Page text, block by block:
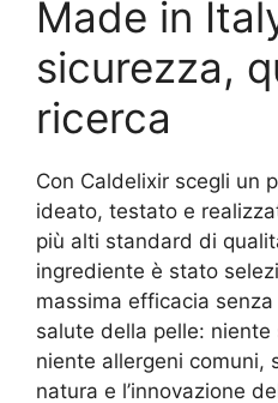
Made in
sicurezza,
ricerca
Con Caldelixir scegli un
ideato, testato e
più alti standard di
ingrediente è stato
massima efficacia
salute della pelle:
niente allergeni comuni,
natura e l’innovazione